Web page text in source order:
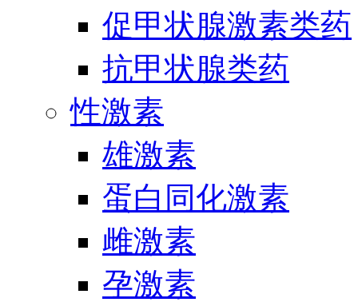
促甲状腺激素类药
抗甲状腺类药
性激素
雄激素
蛋白同化激素
雌激素
孕激素